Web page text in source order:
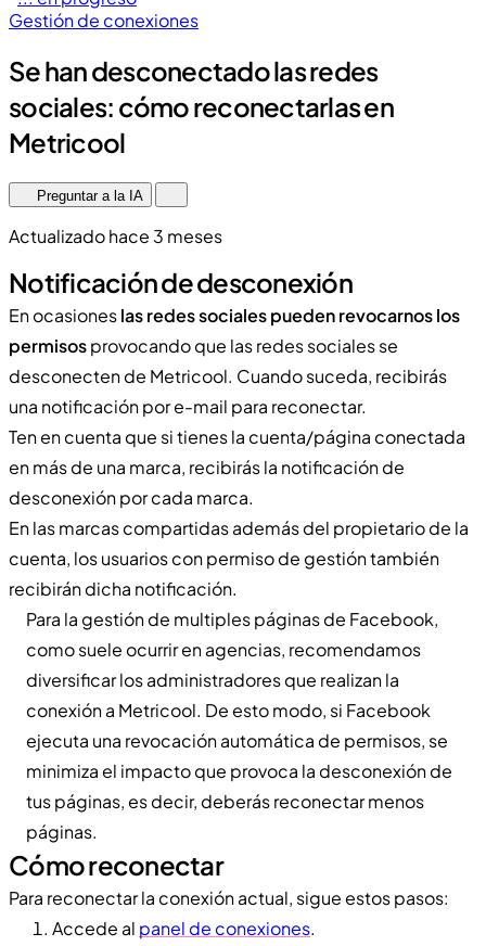
Gestión de conexiones
Se han desconectado las redes
sociales: cómo reconectarlas en
Metricool
Preguntar a la IA
Actualizado hace 3 meses
Notificación de desconexión
En ocasioneslas redes sociales pueden revocarnos los
permisosprovocando que las redes sociales se
desconecten de Metricool. Cuando suceda, recibirás
una notificación por e-mail para reconectar.
Ten en cuenta que si tienes la cuenta/página conectada
en más de una marca, recibirás la notificación de
desconexión por cada marca.
En las marcas compartidas además del propietario de la
cuenta, los usuarios con permiso de gestión también
recibirán dicha notificación.
Para la gestión de multiples páginas de Facebook,
como suele ocurrir en agencias, recomendamos
diversificar los administradores que realizan la
conexión a Metricool. De esto modo, si Facebook
ejecuta una revocación automática de permisos, se
minimiza el impacto que provoca la desconexión de
tus páginas, es decir, deberás reconectar menos
páginas.
Cómo reconectar
Para reconectar la conexión actual, sigue estos pasos:
Accede al panel de conexiones.